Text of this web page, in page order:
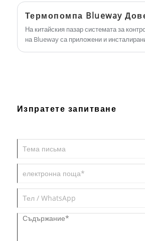
допълващ въздух,
пространството.
Колкото повече пари спестите,
печелите; второто е стабилност.
На китайския пазар системата за
на Blueway са приложени и
Изпратете запитване